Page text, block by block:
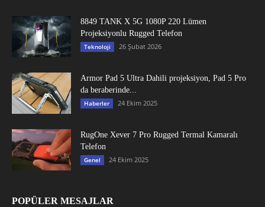
8849 TANK X 5G 1080P 220 Lümen
Projeksiyonlu Rugged Telefon
Teknoloji 26 Şubat 2026
Armor Pad 5 Ultra Dahili projeksiyon, Pad 5 Pro
da beraberinde...
Haberler 24 Ekim 2025
RugOne Xever 7 Pro Rugged Termal Kamaralı
Telefon
Genel 24 Ekim 2025
POPÜLER MESAJLAR